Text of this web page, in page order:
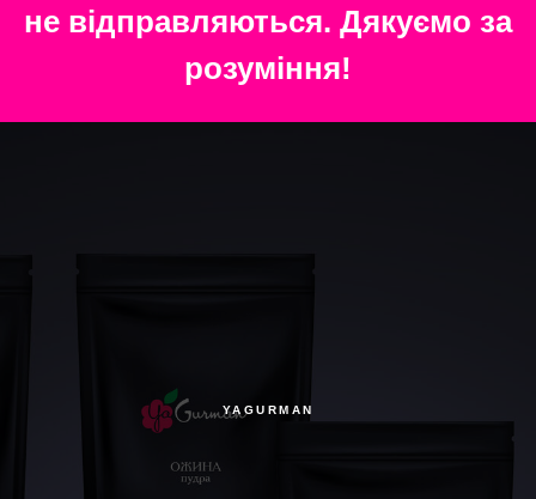
не відправляються. Дякуємо за
розуміння!
YAGURMAN